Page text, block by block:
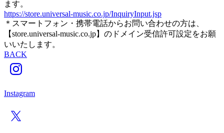
ます。
https://store.universal-music.co.jp/InquiryInput.jsp
＊スマートフォン・携帯電話からお問い合わせの方は、
【store.universal-music.co.jp】のドメイン受信許可設定をお願
いいたします。
BACK
Instagram